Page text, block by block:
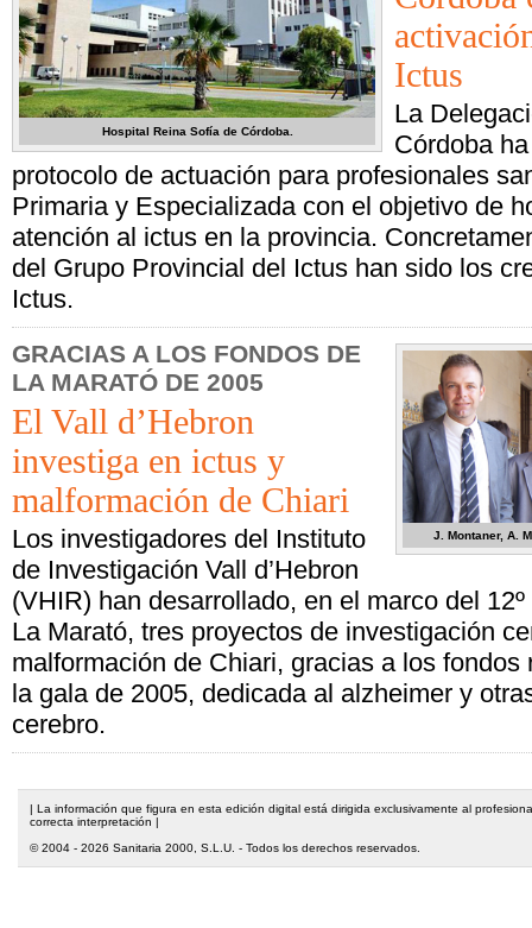
Hospital Reina Sofía de Córdoba.
Ictus
La
Córdoba
protocolo de actuación para profesionales
Primaria y Especializada con el objetivo de
atención al ictus en la provincia.
del Grupo Provincial del Ictus han sido los
Ictus.
J. Montaner, A.
GRACIAS A LOS FONDOS DE
LA MARATÓ DE 2005
El Vall d’Hebron
investiga en ictus y
malformación de Chiari
Los investigadores del Instituto
de Investigación Vall d’Hebron
(VHIR) han desarrollado, en el marco del
La Marató, tres proyectos de investigación
malformación de Chiari, gracias a los fondos
la gala de 2005, dedicada al alzheimer y
cerebro.
| La información que figura en esta edición digital está dirigida exclusivamente al
correcta interpretación |
© 2004 - 2026 Sanitaria 2000, S.L.U. - Todos los derechos reservados.